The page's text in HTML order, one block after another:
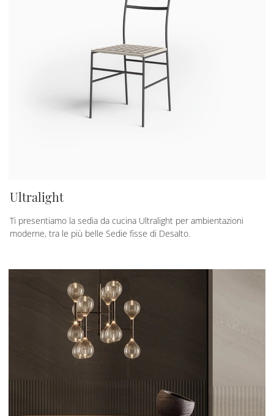
Ultralight
Ti presentiamo la sedia da cucina Ultralight per ambientazioni
moderne, tra le più belle Sedie fisse di Desalto.